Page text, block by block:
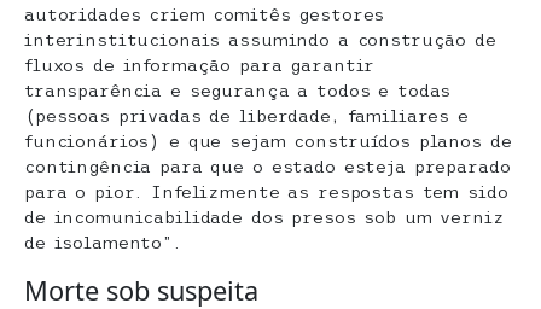
autoridades criem comitês gestores
interinstitucionais assumindo a construção de
fluxos de informação para garantir
transparência e segurança a todos e todas
(pessoas privadas de liberdade, familiares e
funcionários) e que sejam construídos planos de
contingência para que o estado esteja preparado
para o pior. Infelizmente as respostas tem sido
de incomunicabilidade dos presos sob um verniz
de isolamento”.
Morte sob suspeita